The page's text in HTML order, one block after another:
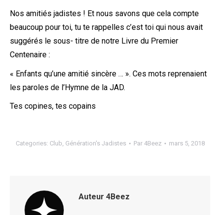
Nos amitiés jadistes ! Et nous savons que cela compte
beaucoup pour toi, tu te rappelles c’est toi qui nous avait
suggérés le sous- titre de notre Livre du Premier
Centenaire :
« Enfants qu’une amitié sincère … ». Ces mots reprenaient
les paroles de l’Hymne de la JAD.
Tes copines, tes copains
Categories: Club, Génération's Jadistes Par 4Beez mars 5, 2018
Auteur 4Beez